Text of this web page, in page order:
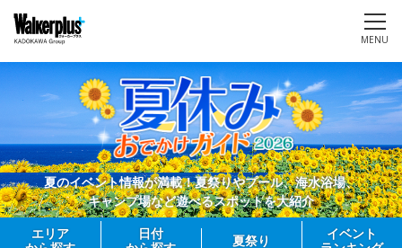
MENU
夏のイベント情報が満載！夏祭りやプール、海水浴場、
キャンプ場など遊べるスポットを大紹介
エリア
日付
夏祭り
イベント